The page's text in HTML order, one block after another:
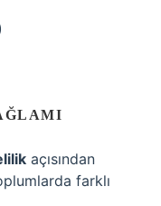
açısından
farklı